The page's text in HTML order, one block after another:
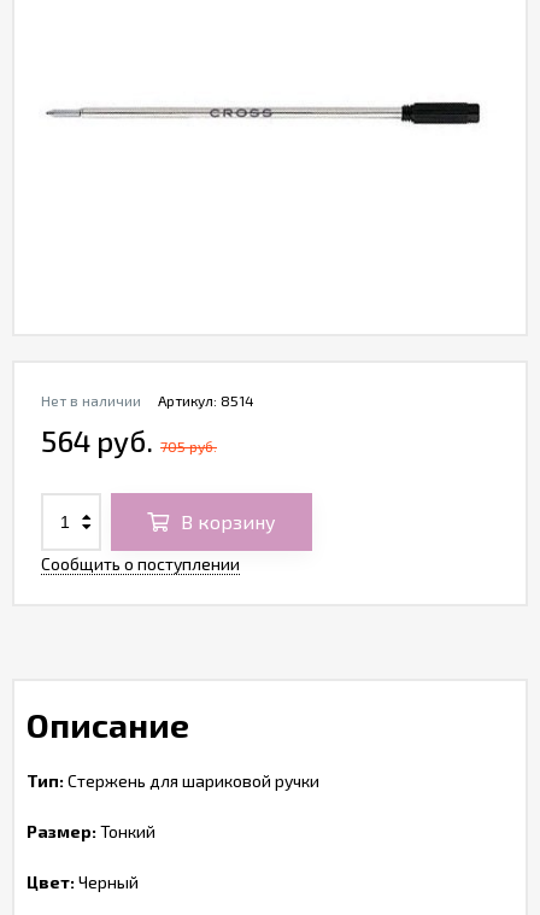
Артикул: 8514
Нет в наличии
564 руб. 705 руб.
В корзину
Сообщить о поступлении
Описание
Тип:Стержень для шариковой ручки
Размер:Тонкий
Цвет:Черный